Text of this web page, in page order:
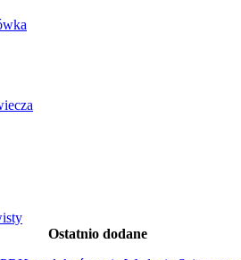
Ostatnio dodane